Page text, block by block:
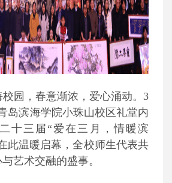
园，春意渐浓，爱心涌动。3
岛滨海学院小珠山校区礼堂内
十三届“爱在三月，情暖滨
此温暖启幕，全校师生代表共
艺术交融的盛事。